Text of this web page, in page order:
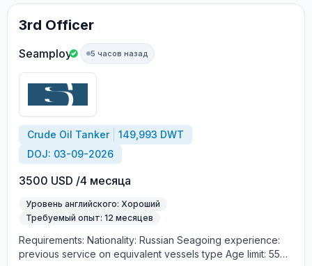
Экипаж: смешанный (европейцы + филиппинцы)
Интернет на борту: 2 ГБ в месяц бесплатно
месяцев опыта в должности ВТОРОГО МЕХАНИКА
(Second Engineer) Хороший английский язык Опыт
работы именно на Panamax (bulk carrier) —
обязательно Процесс трудоустройства: CES Test +
интервью с суперинтендантом Морское агентство
«SeadimA» +7(985)022-57-77 +7(985)230-57-77
cv_crew@seadima.ru
3rd Officer
Seamploy 5 часов назад
Crude Oil Tanker
149,993 DWT
DOJ: 03-09-2026
3500 USD /4 месяца
Уровень английского: Хороший
Требуемый опыт: 12 месяцев
Requirements: Nationality: Russian Seagoing experience:
previous service on equivalent vessels type Age limit: 55